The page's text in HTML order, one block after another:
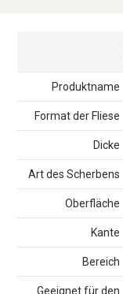
Produktname
Format der Fliese
Dicke
Art des Scherbens
Oberfläche
Kante
Bereich
Geeignet für den